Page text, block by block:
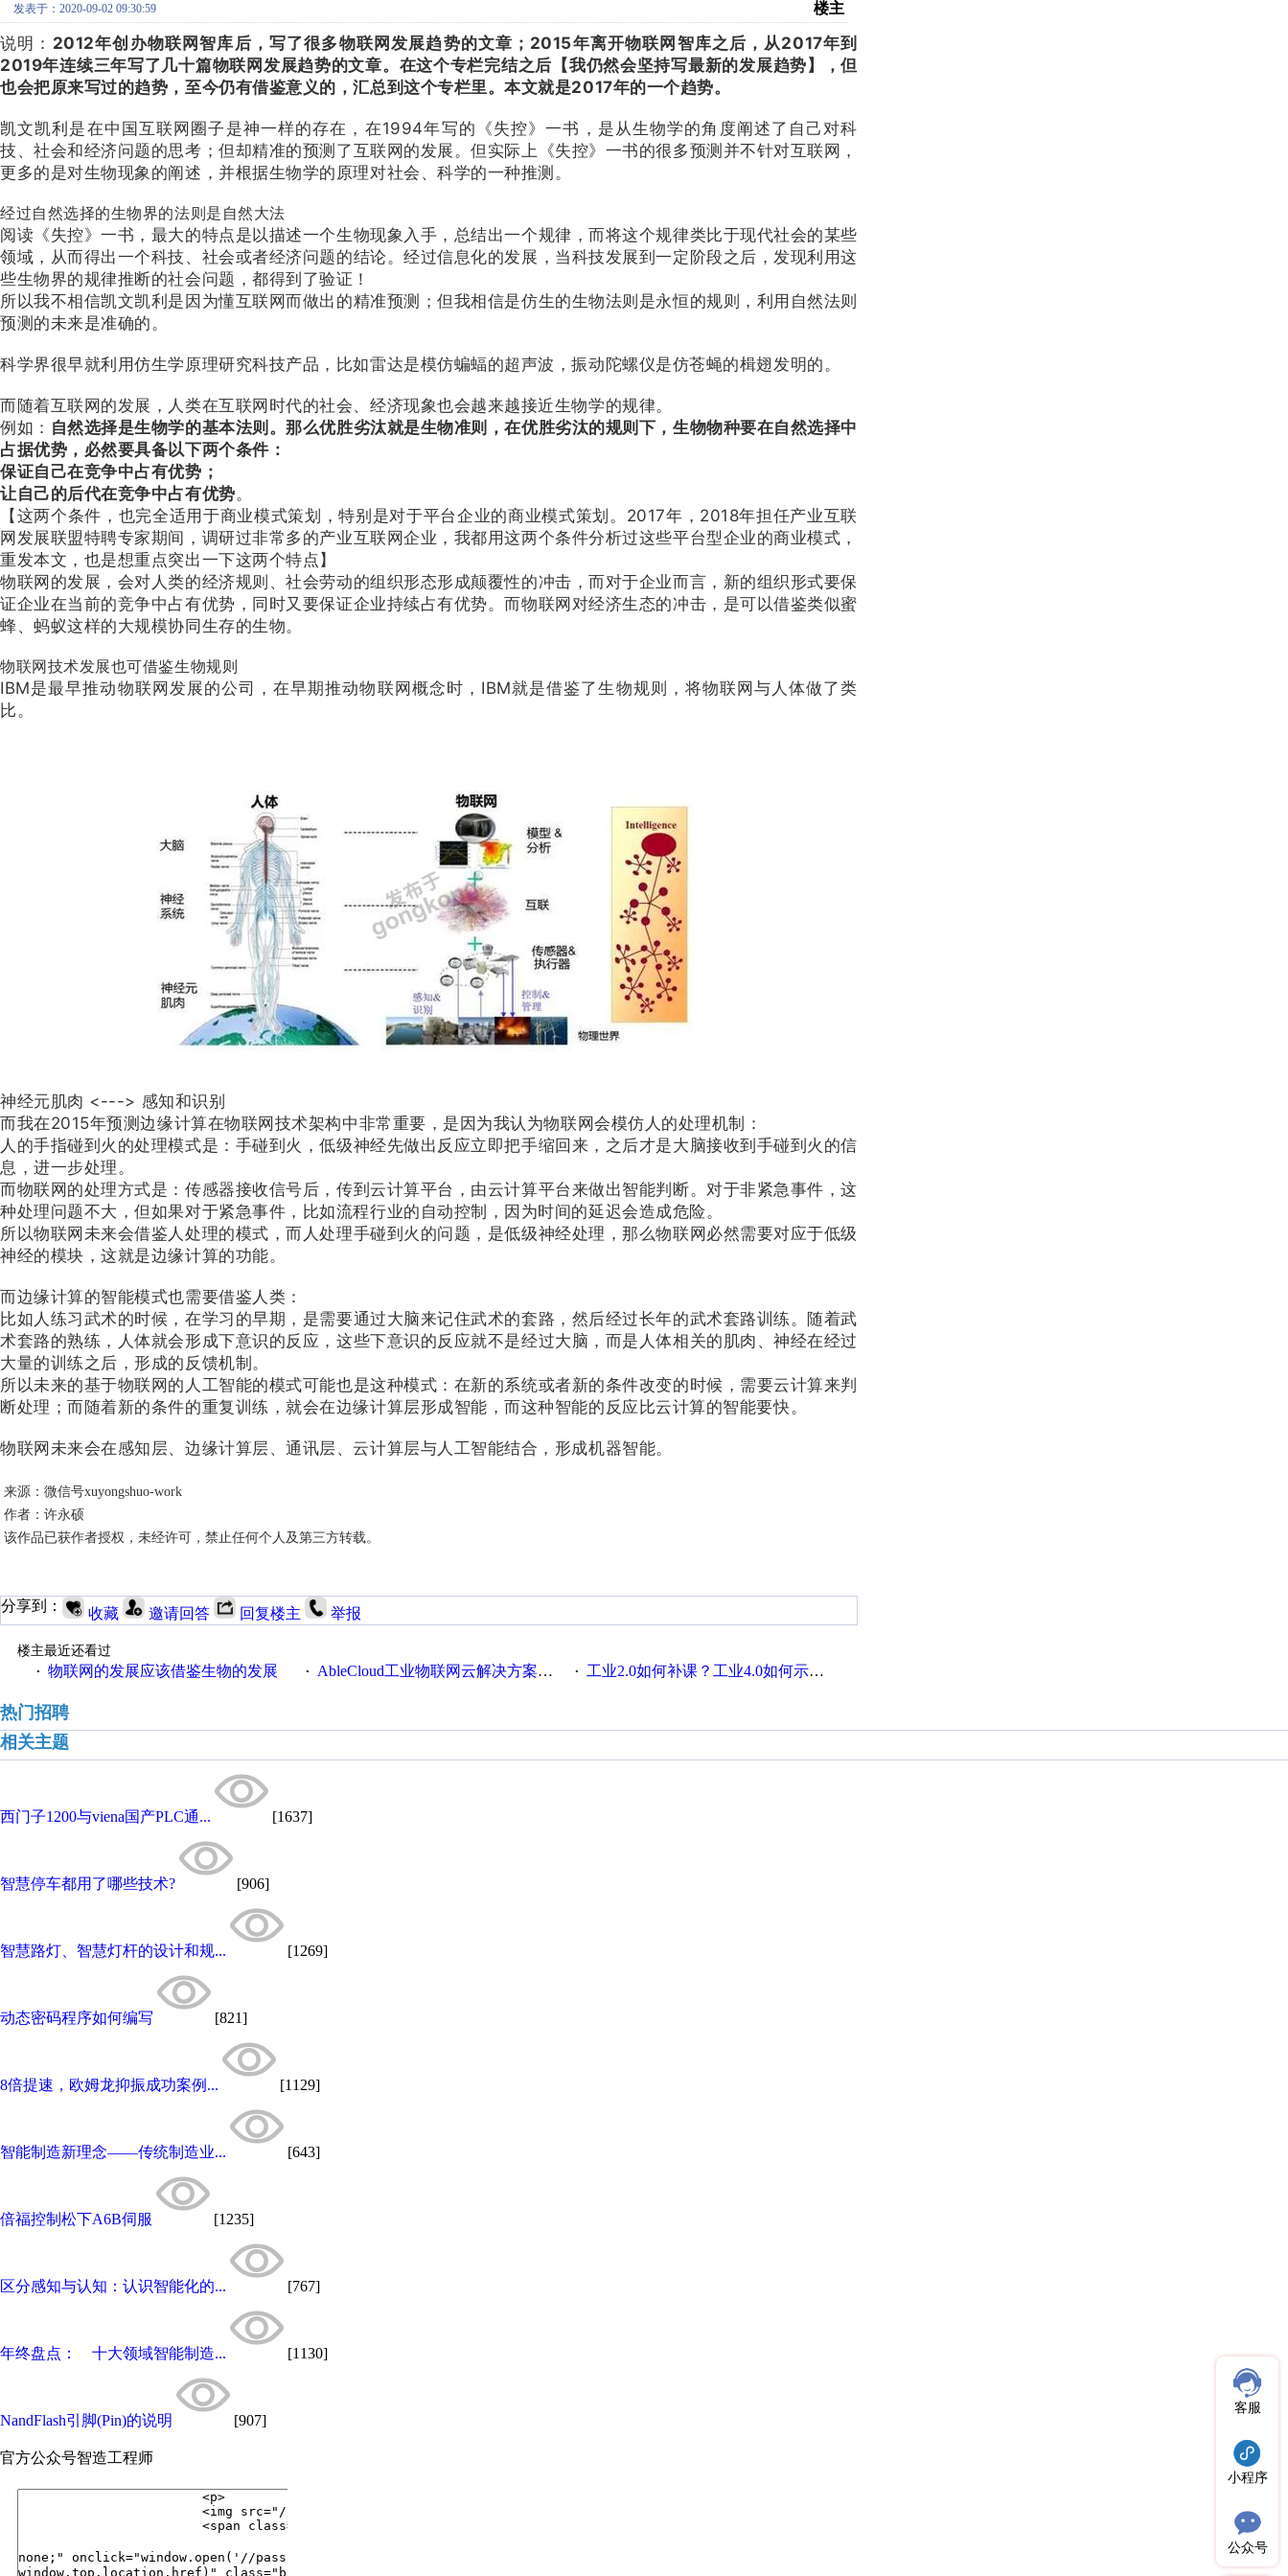
发表于：2020-09-02 09:30:59 楼主
说明： 2012年创办物联网智库后，写了很多物联网发展趋势的文章；2015年离开物联网智库之后，从2017年到
2019年连续三年写了几十篇物联网发展趋势的文章。在这个专栏完结之后【我仍然会坚持写最新的发展趋势】，但
也会把原来写过的趋势，至今仍有借鉴意义的，汇总到这个专栏里。本文就是2017年的一个趋势。
凯文凯利是在中国互联网圈子是神一样的存在，在1994年写的《失控》一书，是从生物学的角度阐述了自己对科
技、社会和经济问题的思考；但却精准的预测了互联网的发展。但实际上《失控》一书的很多预测并不针对互联网，
更多的是对生物现象的阐述，并根据生物学的原理对社会、科学的一种推测。
经过自然选择的生物界的法则是自然大法
阅读《失控》一书，最大的特点是以描述一个生物现象入手，总结出一个规律，而将这个规律类比于现代社会的某些
领域，从而得出一个科技、社会或者经济问题的结论。经过信息化的发展，当科技发展到一定阶段之后，发现利用这
些生物界的规律推断的社会问题，都得到了验证！
所以我不相信凯文凯利是因为懂互联网而做出的精准预测；但我相信是仿生的生物法则是永恒的规则，利用自然法则
预测的未来是准确的。
科学界很早就利用仿生学原理研究科技产品，比如雷达是模仿蝙蝠的超声波，振动陀螺仪是仿苍蝇的楫翅发明的。
而随着互联网的发展，人类在互联网时代的社会、经济现象也会越来越接近生物学的规律。
例如： 自然选择是生物学的基本法则。那么优胜劣汰就是生物准则，在优胜劣汰的规则下，生物物种要在自然选择中
占据优势，必然要具备以下两个条件：
保证自己在竞争中占有优势；
让自己的后代在竞争中占有优势。
【这两个条件，也完全适用于商业模式策划，特别是对于平台企业的商业模式策划。2017年，2018年担任产业互联
网发展联盟特聘专家期间，调研过非常多的产业互联网企业，我都用这两个条件分析过这些平台型企业的商业模式，
重发本文，也是想重点突出一下这两个特点】
物联网的发展，会对人类的经济规则、社会劳动的组织形态形成颠覆性的冲击，而对于企业而言，新的组织形式要保
证企业在当前的竞争中占有优势，同时又要保证企业持续占有优势。而物联网对经济生态的冲击，是可以借鉴类似蜜
蜂、蚂蚁这样的大规模协同生存的生物。
物联网技术发展也可借鉴生物规则
IBM是最早推动物联网发展的公司，在早期推动物联网概念时，IBM就是借鉴了生物规则，将物联网与人体做了类
比。
神经元肌肉 <---> 感知和识别
而我在2015年预测边缘计算在物联网技术架构中非常重要，是因为我认为物联网会模仿人的处理机制：
人的手指碰到火的处理模式是：手碰到火，低级神经先做出反应立即把手缩回来，之后才是大脑接收到手碰到火的信
息，进一步处理。
而物联网的处理方式是：传感器接收信号后，传到云计算平台，由云计算平台来做出智能判断。对于非紧急事件，这
种处理问题不大，但如果对于紧急事件，比如流程行业的自动控制，因为时间的延迟会造成危险。
所以物联网未来会借鉴人处理的模式，而人处理手碰到火的问题，是低级神经处理，那么物联网必然需要对应于低级
神经的模块，这就是边缘计算的功能。
而边缘计算的智能模式也需要借鉴人类：
比如人练习武术的时候，在学习的早期，是需要通过大脑来记住武术的套路，然后经过长年的武术套路训练。随着武
术套路的熟练，人体就会形成下意识的反应，这些下意识的反应就不是经过大脑，而是人体相关的肌肉、神经在经过
大量的训练之后，形成的反馈机制。
所以未来的基于物联网的人工智能的模式可能也是这种模式：在新的系统或者新的条件改变的时候，需要云计算来判
断处理；而随着新的条件的重复训练，就会在边缘计算层形成智能，而这种智能的反应比云计算的智能要快。
物联网未来会在感知层、边缘计算层、通讯层、云计算层与人工智能结合，形成机器智能。
来源：微信号xuyongshuo-work
作者：许永硕
该作品已获作者授权，未经许可，禁止任何个人及第三方转载。
分享到： 收藏 邀请回答 回复楼主 举报
楼主最近还看过
· 物联网的发展应该借鉴生物的发展 · AbleCloud工业物联网云解决方案实践及应用 · 工业2.0如何补课？工业4.0如何示范？
热门招聘
相关主题
西门子1200与viena国产PLC通... [1637]
智慧停车都用了哪些技术? [906]
智慧路灯、智慧灯杆的设计和规... [1269]
动态密码程序如何编写 [821]
8倍提速，欧姆龙抑振成功案例... [1129]
智能制造新理念——传统制造业... [643]
倍福控制松下A6B伺服 [1235]
区分感知与认知：认识智能化的... [767]
年终盘点： 十大领域智能制造... [1130]
NandFlash引脚(Pin)的说明 [907]
官方公众号智造工程师
客服
小程序
公众号